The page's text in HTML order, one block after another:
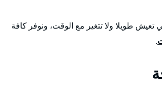
تعيش طويلا ولا تتغير مع الوقت، ونوفر كافة
.